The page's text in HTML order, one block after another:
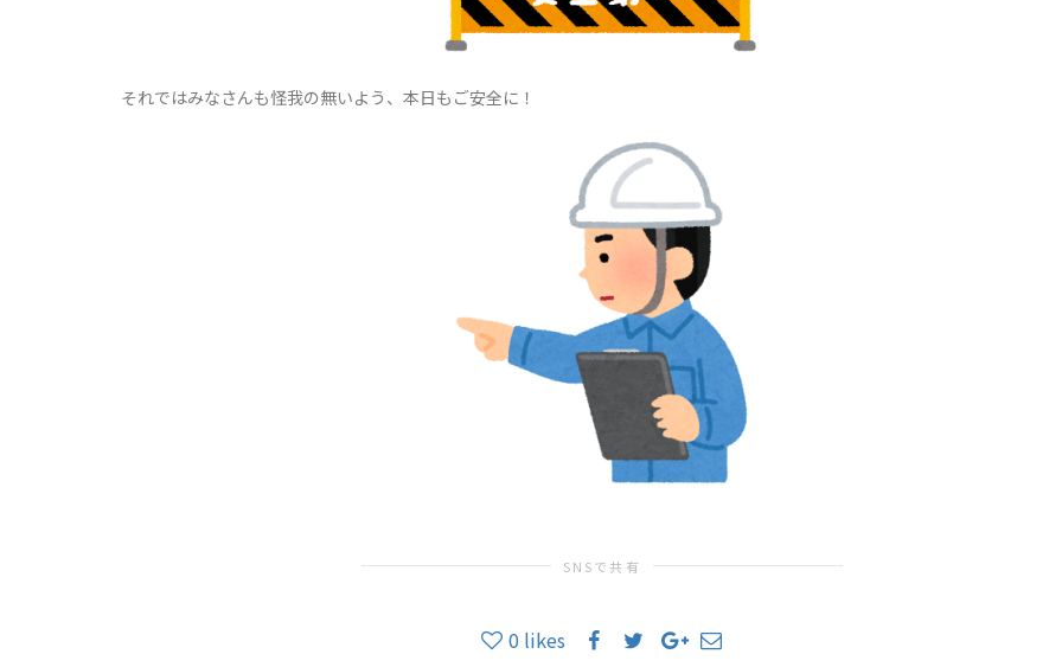
それではみなさんも怪我の無いよう、本日もご安全に！
SNSで共有
0 likes